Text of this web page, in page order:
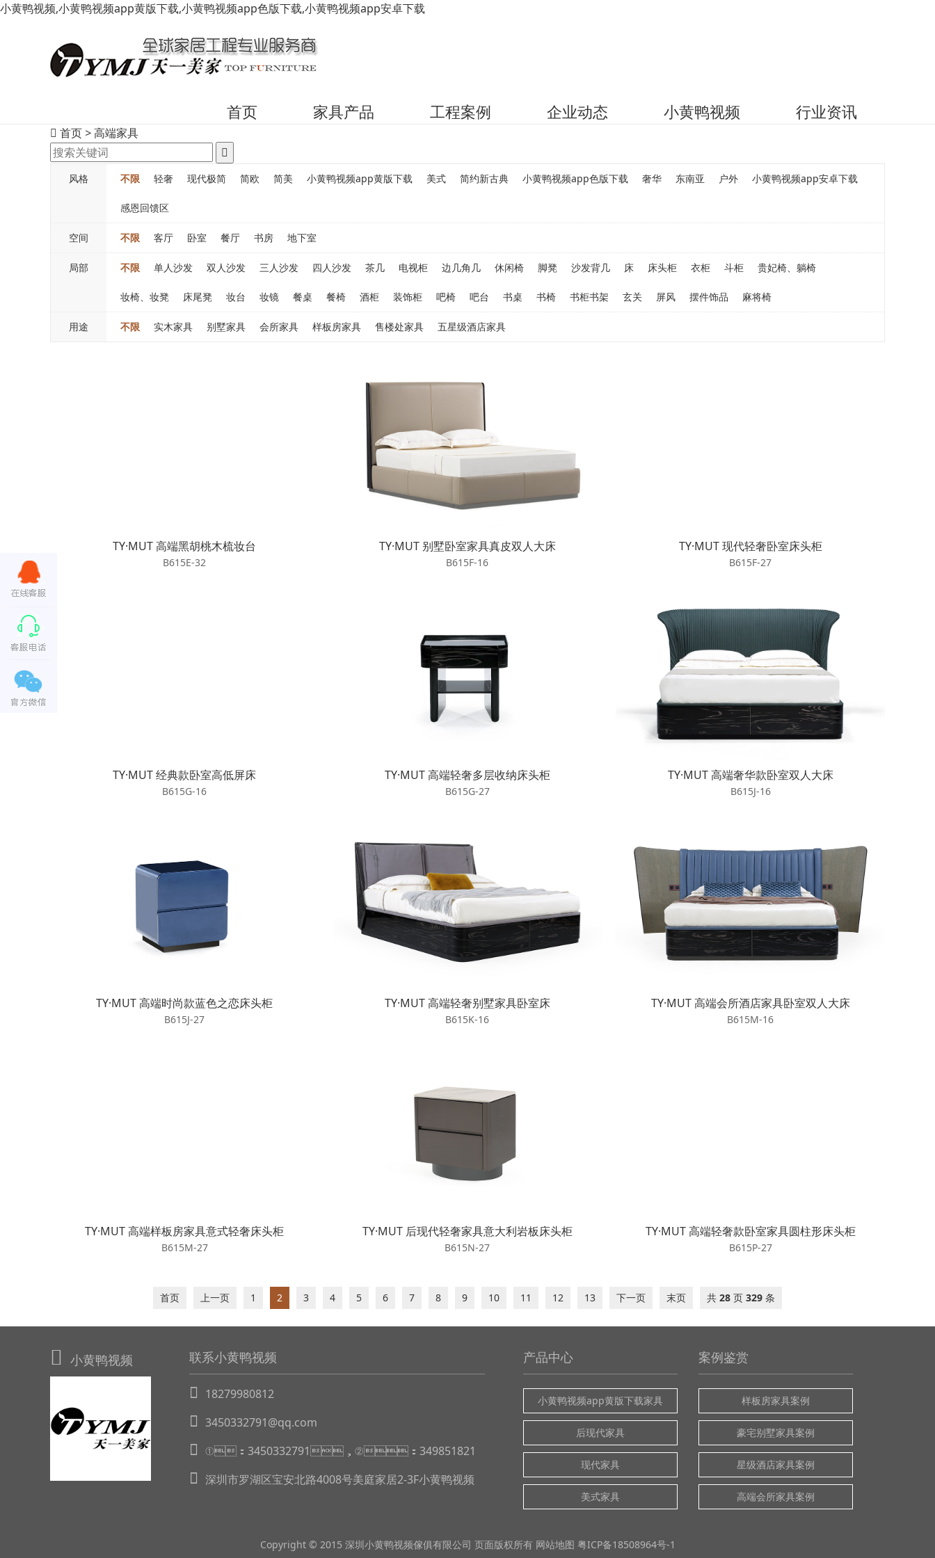
小黄鸭视频,小黄鸭视频app黄版下载,小黄鸭视频app色版下载,小黄鸭视频app安卓下载
首页 家具产品 工程案例 企业动态 小黄鸭视频 行业资讯
首页 >高端家具
风格 不限 轻奢 现代极简 简欧 简美 小黄鸭视频app黄版下载 美式 简约新古典 小黄鸭视频app色版下载 奢华 东南亚 户外 小黄鸭视频app安卓下载
感恩回馈区
空间 不限 客厅 卧室 餐厅 书房 地下室
局部 不限 单人沙发 双人沙发 三人沙发 四人沙发 茶几 电视柜 边几角几 休闲椅 脚凳 沙发背几 床 床头柜 衣柜 斗柜 贵妃椅、躺椅
妆椅、妆凳 床尾凳 妆台 妆镜 餐桌 餐椅 酒柜 装饰柜 吧椅 吧台 书桌 书椅 书柜书架 玄关 屏风 摆件饰品 麻将椅
用途 不限 实木家具 别墅家具 会所家具 样板房家具 售楼处家具 五星级酒店家具
TY·MUT 高端黑胡桃木梳妆台
B615E-32
TY·MUT 别墅卧室家具真皮双人大床
B615F-16
TY·MUT 现代轻奢卧室床头柜
B615F-27
TY·MUT 经典款卧室高低屏床
B615G-16
TY·MUT 高端轻奢多层收纳床头柜
B615G-27
TY·MUT 高端奢华款卧室双人大床
B615J-16
TY·MUT 高端时尚款蓝色之恋床头柜
B615J-27
TY·MUT 高端轻奢别墅家具卧室床
B615K-16
TY·MUT 高端会所酒店家具卧室双人大床
B615M-16
TY·MUT 高端样板房家具意式轻奢床头柜
B615M-27
TY·MUT 后现代轻奢家具意大利岩板床头柜
B615N-27
TY·MUT 高端轻奢款卧室家具圆柱形床头柜
B615P-27
首页 上一页 1 2 3 4 5 6 7 8 9 10 11 12 13 下一页 末页 共 28 页 329 条
小黄鸭视频 联系小黄鸭视频
18279980812
3450332791@qq.com
①：3450332791，②：349851821
深圳市罗湖区宝安北路4008号美庭家居2-3F小黄鸭视频
产品中心
小黄鸭视频app黄版下载家具
后现代家具
现代家具
美式家具
案例鉴赏
样板房家具案例
豪宅别墅家具案例
星级酒店家具案例
高端会所家具案例
Copyright © 2015 深圳小黄鸭视频傢俱有限公司 页面版权所有 网站地图 粤ICP备18508964号-1